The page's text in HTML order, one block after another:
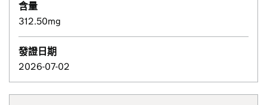
含量
312.50mg
發證日期
2026-07-02